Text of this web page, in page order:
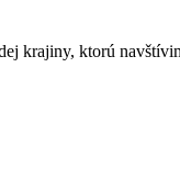
krajiny, ktorú